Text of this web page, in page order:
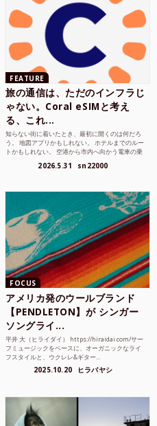
FEATURE
旅の通信は、ただのインフラじ
ゃない。Coral eSIMと考え
る、これ...
知らない街に着いたとき、最初に開くのは何だろ
う。 地図アプリかもしれない。 ホテルまでのルー
トかもしれない。 空港から市内へ向かう電車の乗
2026.5.31 sn22000
FOCUS
アメリカ発のウールブランド
【PENDLETON】が シンガー
ソングライ...
平井 大（ヒライダイ） https://hiraidai.com/サー
フミュージックをベースに、オーガニックなライ
フスタイルと、ウクレレ&ギター...
2025.10.20 ヒラバヤシ